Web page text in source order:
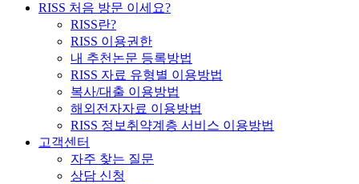
RISS 처음 방문 이세요?
RISS란?
RISS 이용권한
내 추천논문 등록방법
RISS 자료 유형별 이용방법
복사/대출 이용방법
해외전자자료 이용방법
RISS 정보취약계층 서비스 이용방법
고객센터
자주 찾는 질문
상담 신청